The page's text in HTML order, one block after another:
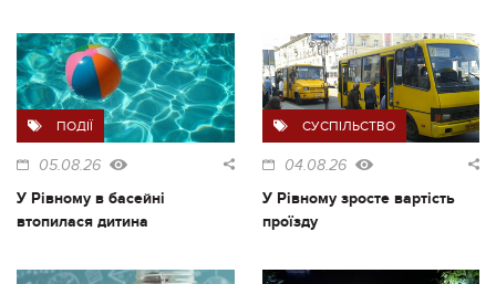
ПОДІЇ
05.08.26
У Рівному в басейні
втопилася дитина
СУСПІЛЬСТВО
04.08.26
У Рівному зросте вартість
проїзду